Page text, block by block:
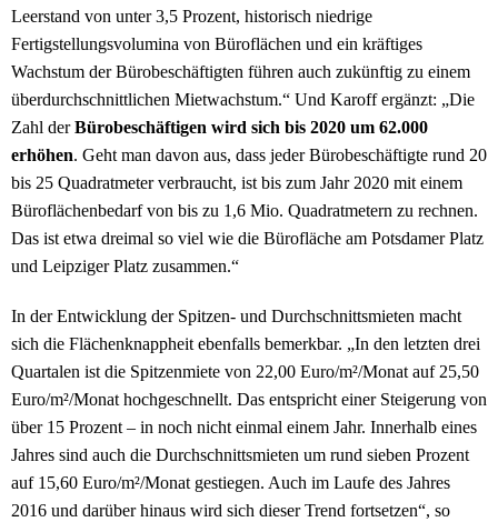
Leerstand von unter 3,5 Prozent, historisch niedrige
Fertigstellungsvolumina von Büroflächen und ein kräftiges
Wachstum der Bürobeschäftigten führen auch zukünftig zu einem
überdurchschnittlichen Mietwachstum.“ Und Karoff ergänzt: „Die
Zahl derBürobeschäftigen wird sich bis 2020 um 62.000
erhöhen. Geht man davon aus, dass jeder Bürobeschäftigte rund 20
bis 25 Quadratmeter verbraucht, ist bis zum Jahr 2020 mit einem
Büroflächenbedarf von bis zu 1,6 Mio. Quadratmetern zu rechnen.
Das ist etwa dreimal so viel wie die Bürofläche am Potsdamer Platz
und Leipziger Platz zusammen.“
In der Entwicklung der Spitzen- und Durchschnittsmieten macht
sich die Flächenknappheit ebenfalls bemerkbar. „In den letzten drei
Quartalen ist die Spitzenmiete von 22,00 Euro/m²/Monat auf 25,50
Euro/m²/Monat hochgeschnellt. Das entspricht einer Steigerung von
über 15 Prozent – in noch nicht einmal einem Jahr. Innerhalb eines
Jahres sind auch die Durchschnittsmieten um rund sieben Prozent
auf 15,60 Euro/m²/Monat gestiegen. Auch im Laufe des Jahres
2016 und darüber hinaus wird sich dieser Trend fortsetzen“, so